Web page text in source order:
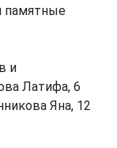
памятные
и
Латифа, 6
Яна, 12